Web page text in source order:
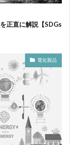
正直に解説【SDGs
電化製品